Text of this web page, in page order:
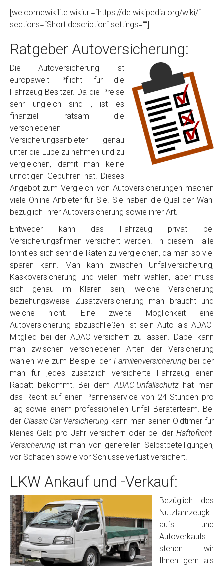
[welcomewikilite wikiurl=“https://de.wikipedia.org/wiki/“
sections=“Short description“ settings=““]
Ratgeber Autoversicherung:
Die Autoversicherung ist
europaweit Pflicht für die
Fahrzeug-Besitzer. Da die Preise
sehr ungleich sind , ist es
finanziell ratsam die
verschiedenen
Versicherungsanbieter genau
unter die Lupe zu nehmen und zu
vergleichen, damit man keine
unnötigen Gebühren hat. Dieses
Angebot zum Vergleich von Autoversicherungen machen
viele Online Anbieter für Sie. Sie haben die Qual der Wahl
bezüglich Ihrer Autoversicherung sowie ihrer Art.
Entweder kann das Fahrzeug privat bei
Versicherungsfirmen versichert werden. In diesem Falle
lohnt es sich sehr die Raten zu vergleichen, da man so viel
sparen kann. Man kann zwischen Unfallversicherung,
Kaskoversicherung und vielen mehr wählen, aber muss
sich genau im Klaren sein, welche Versicherung
beziehungsweise Zusatzversicherung man braucht und
welche nicht. Eine zweite Möglichkeit eine
Autoversicherung abzuschließen ist sein Auto als ADAC-
Mitglied bei der ADAC versichern zu lassen. Dabei kann
man zwischen verschiedenen Arten der Versicherung
wählen wie zum Beispiel der Familienversicherung bei der
man für jedes zusätzlich versicherte Fahrzeug einen
Rabatt bekommt. Bei demADAC-Unfallschutzhat man
das Recht auf einen Pannenservice von 24 Stunden pro
Tag sowie einem professionellen Unfall-Beraterteam. Bei
der Classic-Car Versicherung kann man seinen Oldtimer für
kleines Geld pro Jahr versichern oder bei der Haftpflicht-
Versicherung ist man von generellen Selbstbeteiligungen,
vor Schäden sowie vor Schlüsselverlust versichert.
LKW Ankauf und -Verkauf:
Bezüglich des
Nutzfahrzeugk
aufs und
Autoverkaufs
stehen wir
Ihnen gern als